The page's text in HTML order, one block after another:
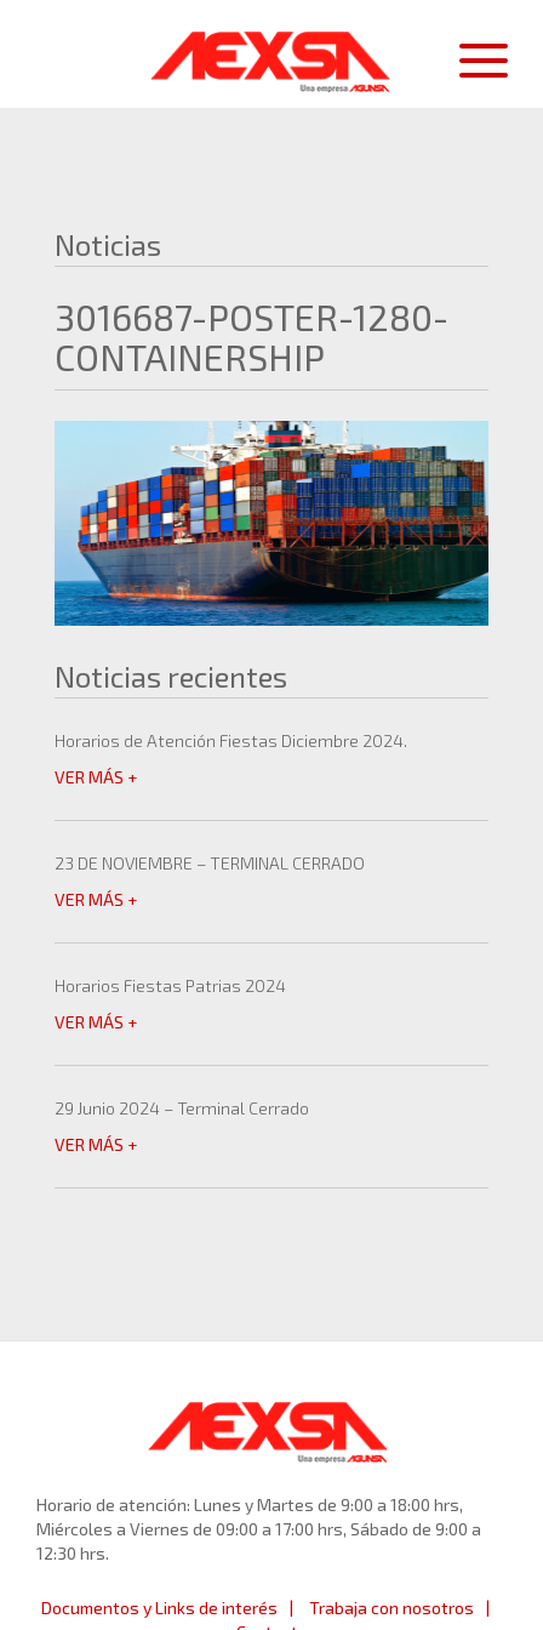
Noticias
3016687-POSTER-1280-
CONTAINERSHIP
Noticias recientes
Horarios de Atención Fiestas Diciembre 2024.
VER MÁS +
23 DE NOVIEMBRE – TERMINAL CERRADO
VER MÁS +
Horarios Fiestas Patrias 2024
VER MÁS +
29 Junio 2024 – Terminal Cerrado
VER MÁS +
Horario de atención: Lunes y Martes de 9:00 a 18:00 hrs,
Miércoles a Viernes de 09:00 a 17:00 hrs, Sábado de 9:00 a
12:30 hrs.
Documentos y Links de interés
Trabaja con nosotros